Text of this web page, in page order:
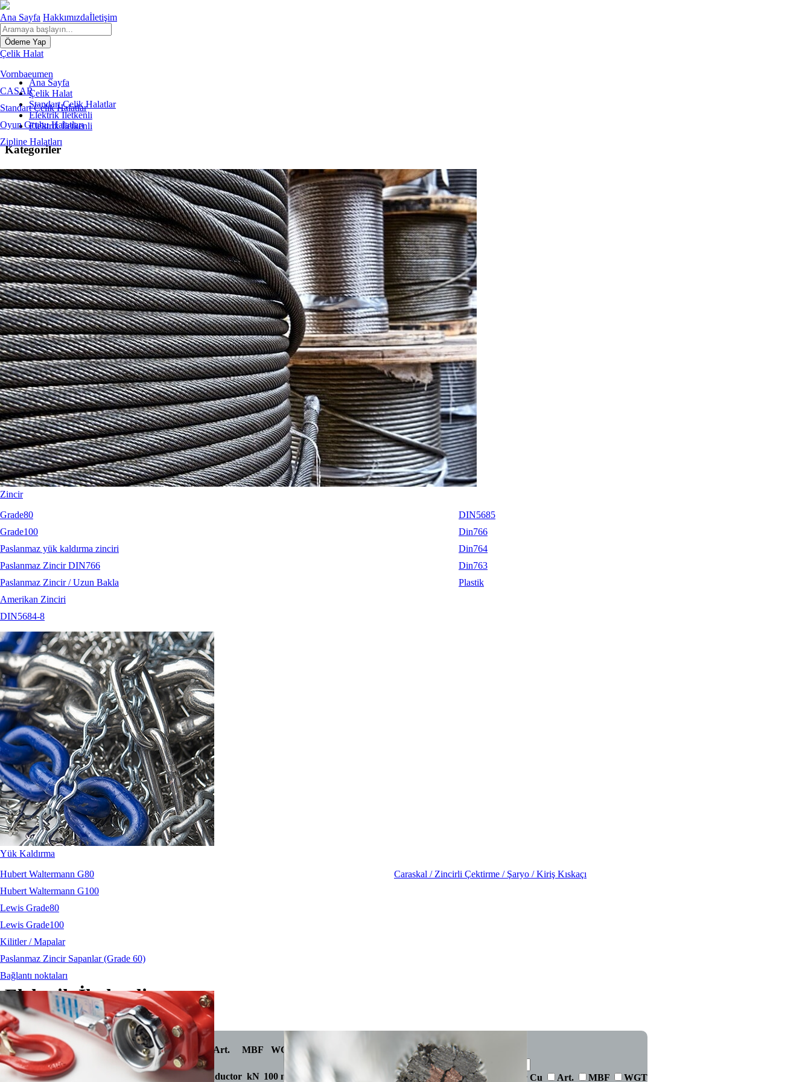
Ana Sayfa Hakkımızdaİletişim
Ödeme Yap
Çelik Halat
Vornbaeumen
CASAR
Standart Çelik Halatlar
Oyun Grubu Halatları
Zipline Halatları
Zincir
Grade80
Grade100
Paslanmaz yük kaldırma zinciri
Paslanmaz Zincir DIN766
Paslanmaz Zincir / Uzun Bakla
Amerikan Zinciri
DIN5684-8
DIN5685
Din766
Din764
Din763
Plastik
Yük Kaldırma
Hubert Waltermann G80
Hubert Waltermann G100
Lewis Grade80
Lewis Grade100
Kilitler / Mapalar
Paslanmaz Zincir Sapanlar (Grade 60)
Bağlantı noktaları
Caraskal / Zincirli Çektirme / Şaryo / Kiriş Kıskaçı
Ana Sayfa
Çelik Halat
Standart Çelik Halatlar
Elektrik İletkenli
Elektrik İletkenli
Kategoriler
Çelik Halat
Zincir
Yük Kaldırma
Yük Bağlama
Sapanlar
Aksesuarlar
Codipro
Terrier
RopeBlock
Nemag
Talurit
Elektrik İletkenli
İNDİR
Art RopeStructure cross-section conductor Cu Art. MBF WGT Filtreleme Tercihleri
Structure cross-section conductor Cu Art. MBF WGT
mm mm2 conductor kN 100 m kg